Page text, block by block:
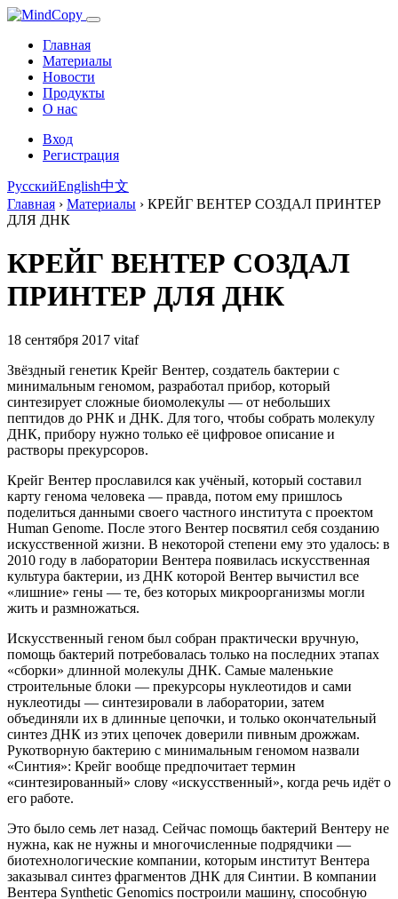
Главная
Материалы
Новости
Продукты
О нас
Вход
Регистрация
РусскийEnglish中文
Главная › Материалы › КРЕЙГ ВЕНТЕР СОЗДАЛ ПРИНТЕР
ДЛЯ ДНК
КРЕЙГ ВЕНТЕР СОЗДАЛ
ПРИНТЕР ДЛЯ ДНК
18 сентября 2017 vitaf
Звёздный генетик Крейг Вентер, создатель бактерии с
минимальным геномом, разработал прибор, который
синтезирует сложные биомолекулы — от небольших
пептидов до РНК и ДНК. Для того, чтобы собрать молекулу
ДНК, прибору нужно только её цифровое описание и
растворы прекурсоров.
Крейг Вентер прославился как учёный, который составил
карту генома человека — правда, потом ему пришлось
поделиться данными своего частного института с проектом
Human Genome. После этого Вентер посвятил себя созданию
искусственной жизни. В некоторой степени ему это удалось: в
2010 году в лаборатории Вентера появилась искусственная
культура бактерии, из ДНК которой Вентер вычистил все
«лишние» гены — те, без которых микроорганизмы могли
жить и размножаться.
Искусственный геном был собран практически вручную,
помощь бактерий потребовалась только на последних этапах
«сборки» длинной молекулы ДНК. Самые маленькие
строительные блоки — прекурсоры нуклеотидов и сами
нуклеотиды — синтезировали в лаборатории, затем
объединяли их в длинные цепочки, и только окончательный
синтез ДНК из этих цепочек доверили пивным дрожжам.
Рукотворную бактерию с минимальным геномом назвали
«Синтия»: Крейг вообще предпочитает термин
«синтезированный» слову «искусственный», когда речь идёт о
его работе.
Это было семь лет назад. Сейчас помощь бактерий Вентеру не
нужна, как не нужны и многочисленные подрядчики —
биотехнологические компании, которым институт Вентера
заказывал синтез фрагментов ДНК для Синтии. В компании
Вентера Synthetic Genomics построили машину, способную